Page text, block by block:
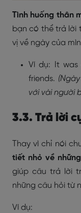
Tình huống thân
bạn có thể trả lời
vị về ngày của
Ví dụ: It was
friends.
với vài người
3.3. Trả lời
Thay vì chỉ nói
tiết nhỏ về
giúp câu trả lời
những câu hỏi từ
Ví dụ: